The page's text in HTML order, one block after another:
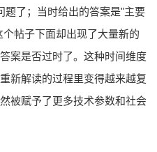
题了；当时给出的答案是"主要
帖子下面却出现了大量新的
案是否过时了。这种时间维度
新解读的过程里变得越来越复
被赋予了更多技术参数和社会